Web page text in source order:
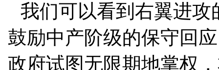
我们可以看到右翼进
鼓励中产阶级的保守回
政府试图无限期地掌权